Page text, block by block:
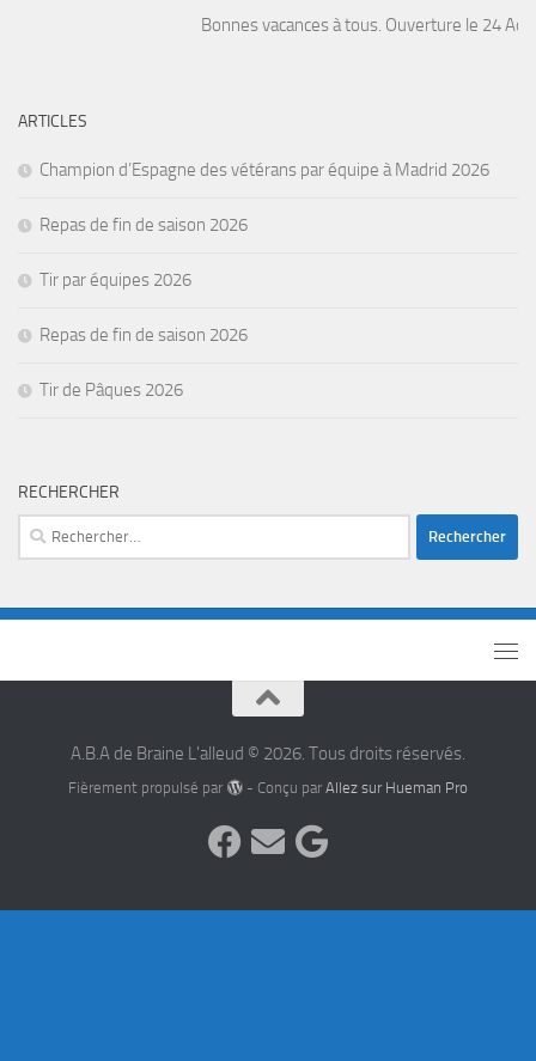
Bonnes vacances à tous. Ouverture le 24
ARTICLES
Champion d’Espagne des vétérans par équipe à Madrid 2026
Repas de fin de saison 2026
Tir par équipes 2026
Repas de fin de saison 2026
Tir de Pâques 2026
RECHERCHER
A.B.A de Braine L'alleud © 2026. Tous droits réservés.
Fièrement propulsé par - Conçu par Allez sur Hueman Pro